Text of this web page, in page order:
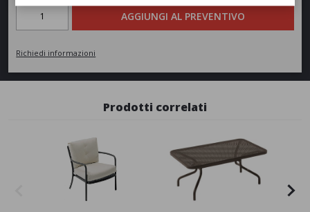
AGGIUNGI AL PREVENTIVO
Richiedi informazioni
Prodotti correlati